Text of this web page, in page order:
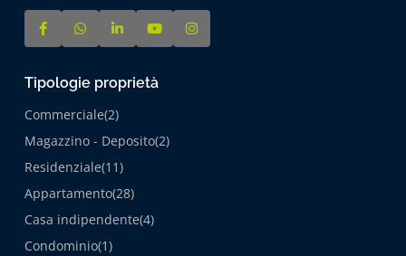
Tipologie proprietà
Commerciale(2)
Magazzino - Deposito(2)
Residenziale(11)
Appartamento(28)
Casa indipendente(4)
Condominio(1)